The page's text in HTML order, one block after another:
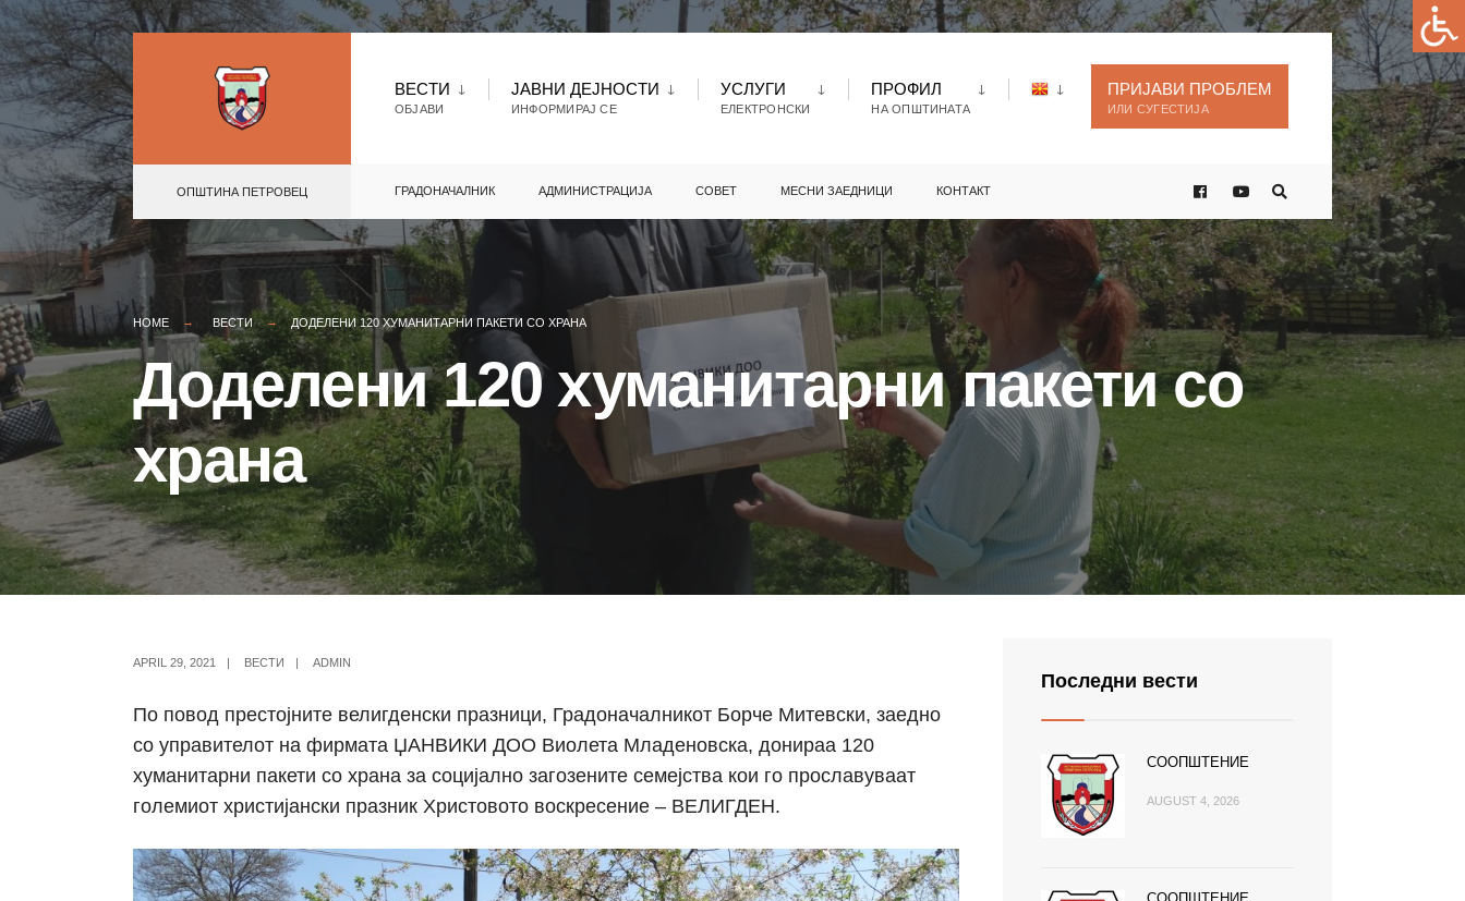
ВЕСТИ
ОБЈАВИ
ЈАВНИ ДЕЈНОСТИ
ИНФОРМИРАЈ СЕ
УСЛУГИ
ЕЛЕКТРОНСКИ
ПРОФИЛ
НА ОПШТИНАТА
ПРИЈАВИ ПРОБЛЕМ
ИЛИ СУГЕСТИЈА
ОПШТИНА ПЕТРОВЕЦ ГРАДОНАЧАЛНИК АДМИНИСТРАЦИЈА СОВЕТ МЕСНИ ЗАЕДНИЦИ КОНТАКТ
HOME ВЕСТИ ДОДЕЛЕНИ 120 ХУМАНИТАРНИ ПАКЕТИ СО ХРАНА
Доделени 120 хуманитарни пакети со
храна
APRIL 29, 2021 | ВЕСТИ | ADMIN
По повод престојните велигденски празници, Градоначалникот Борче Митевски, заедно
со управителот на фирмата ЏАНВИКИ ДОО Виолета Младеновска, донираа 120
хуманитарни пакети со храна за социјално загозените семејства кои го прославуваат
големиот христијански празник Христовото воскресение – ВЕЛИГДЕН.
Последни вести
СООПШТЕНИЕ
AUGUST 4, 2026